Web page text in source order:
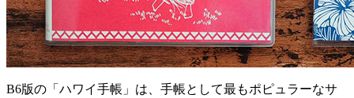
B6版の「ハワイ手帳」は、手帳として最もポピュラーなサ